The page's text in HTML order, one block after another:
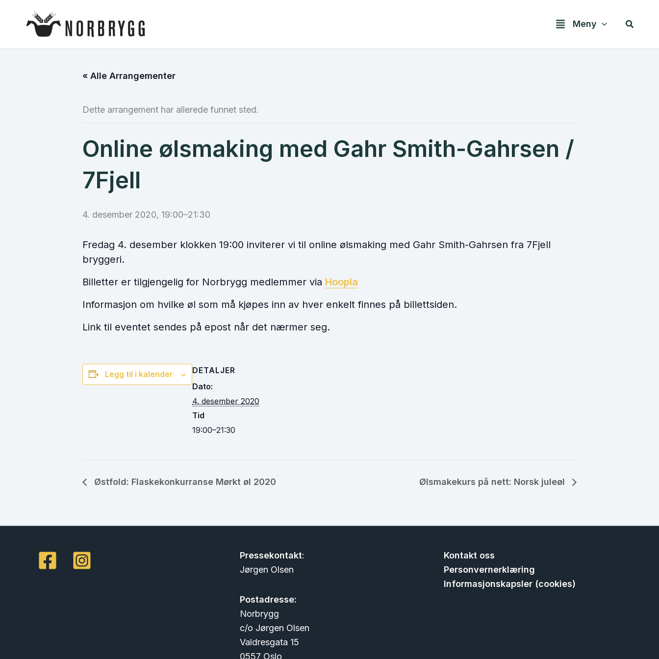
Meny Søk
« Alle Arrangementer
Dette arrangement har allerede funnet sted.
Online ølsmaking med Gahr Smith-Gahrsen /
7Fjell
4. desember 2020, 19:00–21:30
Fredag 4. desember klokken 19:00 inviterer vi til online ølsmaking med Gahr Smith-Gahrsen fra 7Fjell
bryggeri.
Billetter er tilgjengelig for Norbrygg medlemmer via Hoopla
Informasjon om hvilke øl som må kjøpes inn av hver enkelt finnes på billettsiden.
Link til eventet sendes på epost når det nærmer seg.
Legg til i kalender
DETALJER
Dato:
4. desember 2020
Tid
19:00–21:30
Østfold: Flaskekonkurranse Mørkt øl 2020 Ølsmakekurs på nett: Norsk juleøl
Pressekontakt:
Jørgen Olsen
Postadresse:
Norbrygg
c/o Jørgen Olsen
Valdresgata 15
0557 Oslo
Kontakt oss
Personvernerklæring
Informasjonskapsler (cookies)